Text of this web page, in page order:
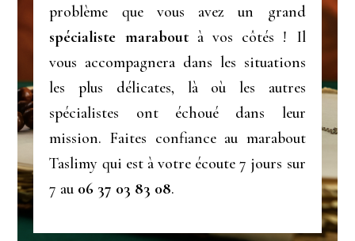
problème que vous avez un grand
spécialiste maraboutà vos côtés ! Il
vous accompagnera dans les situations
les plus délicates, là où les autres
spécialistes ont échoué dans leur
mission. Faites confiance au marabout
Taslimy qui est à votre écoute 7 jours sur
7 au 06 37 03 83 08.